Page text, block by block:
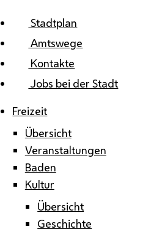
Stadtplan
Amtswege
Kontakte
Jobs bei der Stadt
Freizeit
Übersicht
Veranstaltungen
Baden
Kultur
Übersicht
Geschichte